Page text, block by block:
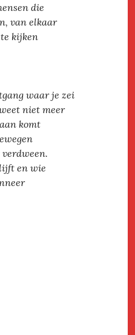
die
van elkaar
te kijken
waar je zei
niet meer
komt
en wie